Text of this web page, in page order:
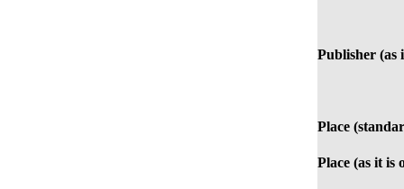
Publisher (as
Place
Place (as it is